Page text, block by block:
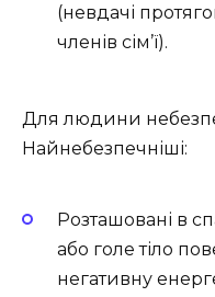
(невдачі
членів сім’ї).
Для людини
Найнебезпечніші:
Розташовані в
або голе тіло
негативну